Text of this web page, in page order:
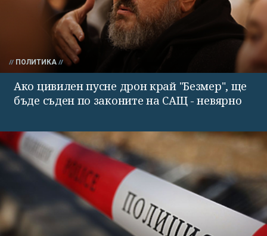
ПОЛИТИКА
Ако цивилен пусне дрон край "Безмер", ще
бъде съден по законите на САЩ - невярно